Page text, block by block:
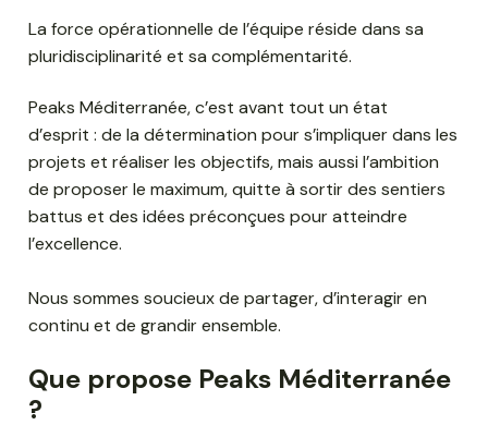
La force opérationnelle de l’équipe réside dans sa
pluridisciplinarité et sa complémentarité.
Peaks Méditerranée, c’est avant tout un état
d’esprit : de la détermination pour s’impliquer dans les
projets et réaliser les objectifs, mais aussi l’ambition
de proposer le maximum, quitte à sortir des sentiers
battus et des idées préconçues pour atteindre
l’excellence.
Nous sommes soucieux de partager, d’interagir en
continu et de grandir ensemble.
Que propose Peaks Méditerranée
?